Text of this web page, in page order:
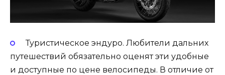
Туристическое эндуро. Любители дальних
путешествий обязательно оценят эти удобные
и доступные по цене велосипеды. В отличие от